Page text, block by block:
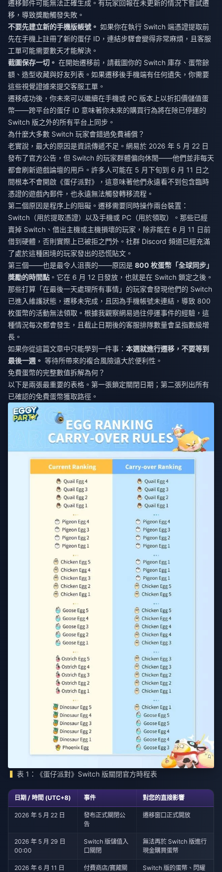
遷移郵件可能無法正確生成。有玩家回報在未更新的情況下嘗試遷
移，導致獎勵觸發失敗。
不要先建立新的手機版帳號。 如果你在執行 Switch 端憑證提取前
先在手機上註冊了新的蛋仔 ID，連結步驟會變得非常麻煩，且客服
工單可能需要數天才能解決。
截圖保存一切。 在開始遷移前，請截圖你的 Switch 庫存、蛋幣餘
額、造型收藏與好友列表。如果遷移後手機端有任何遺失，你需要
這些視覺證據來提交客服工單。
遷移成功後，你未來可以繼續在手機或 PC 版本上以折扣價儲值蛋
幣——跨平台的蛋仔 ID 意味著你未來的購買行為將在除已停運的
Switch 版之外的所有平台上同步。
為什麼大多數 Switch 玩家會錯過免費補償？
老實說，最大的原因是資訊傳遞不足。網易於 2026 年 5 月 22 日
發布了官方公告，但 Switch 的玩家群體偏向休閒——他們並非每天
都會刷新遊戲論壇的用戶。許多人可能在 5 月下旬到 6 月 11 日之
間根本不會開啟《蛋仔派對》，這意味著他們永遠看不到包含臨時
憑證的遊戲內郵件，也永遠無法觸發轉移流程。
第二個原因是程序上的阻礙。遷移需要同時操作兩台裝置：
Switch（用於提取憑證）以及手機或 PC（用於領取）。那些已經
賣掉 Switch、借出主機或主機損壞的玩家，除非能在 6 月 11 日前
借到硬體，否則實際上已被拒之門外。社群 Discord 頻道已經充滿
了處於這種困境的玩家發出的恐慌貼文。
第三個——也是最令人沮喪的——原因是 800 枚蛋幣「全球同步」
獎勵的時間點 。它在 6 月 12 日發放，也就是在 Switch 鎖定之後。
那些打算「在最後一天處理所有事情」的玩家會發現他們的 Switch
已進入維護狀態，遷移未完成，且因為手機帳號未連結，導致 800
枚蛋幣的活動無法領取。根據我觀察網易過往停運事件的經驗，這
種情況每次都會發生，且截止日期後的客服排隊數量會呈指數級增
長。
如果你從這篇文章中只能學到一件事： 本週就進行遷移，不要等到
最後一週。 等待所帶來的複合風險遠大於便利性。
免費蛋幣的完整數值拆解為何？
以下是兩張最重要的表格。第一張鎖定關閉日期；第二張列出所有
已確認的免費蛋幣獲取路徑。
表 1：《蛋仔派對》Switch 版關閉官方時程表
日期 / 時間 (UTC+8) 事件 對您的直接影響
2026 年 5 月 22 日
發布正式關閉公
告
遷移窗口正式開放
2026 年 5 月 29 日
00:00
Switch 版儲值入
口關閉
無法再於 Switch 版進行
現金購買蛋幣
2026 年 6 月 11 日
付費商店/寶藏關
Switch 版的蛋幣、閃耀